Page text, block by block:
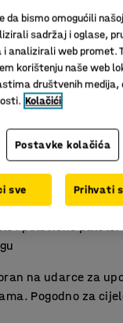
i polovične palete.
na udarce za
Pogodno za
da bismo omogućili
sadržaj i oglase,
i analizirali web promet.
korištenju naše web
društvenih medija,
Kolačići
Postavke kolačića
sve Prihvati